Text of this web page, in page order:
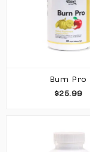
Burn Pro
$25.99